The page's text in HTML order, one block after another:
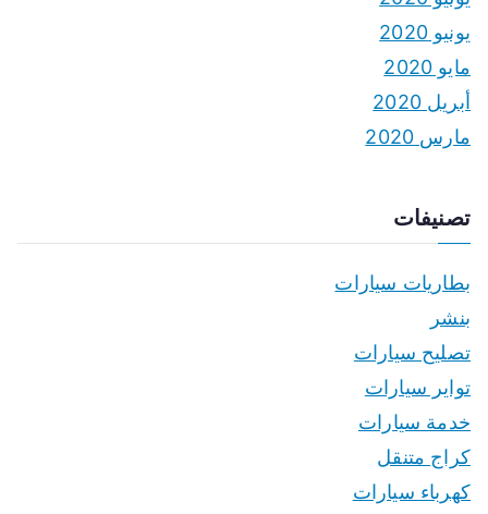
يونيو 2020
مايو 2020
أبريل 2020
مارس 2020
تصنيفات
بطاريات سيارات
بنشر
تصليح سيارات
تواير سيارات
خدمة سيارات
كراج متنقل
كهرباء سيارات